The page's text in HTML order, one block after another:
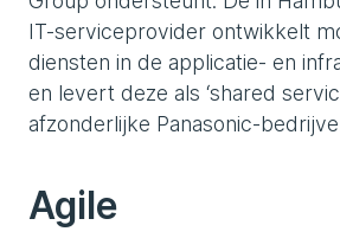
IT-serviceprovider ontwikkelt
diensten in de applicatie- en
en levert deze als ‘shared
afzonderlijke Panasonic-
Agile